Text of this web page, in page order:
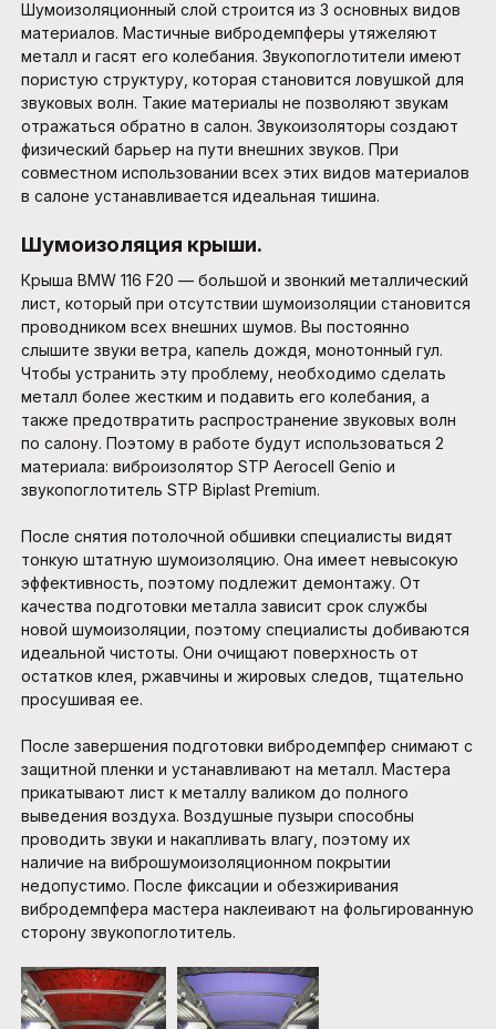
Шумоизоляционный слой строится из 3 основных видов
материалов. Мастичные вибродемпферы утяжеляют
металл и гасят его колебания. Звукопоглотители имеют
пористую структуру, которая становится ловушкой для
звуковых волн. Такие материалы не позволяют звукам
отражаться обратно в салон. Звукоизоляторы создают
физический барьер на пути внешних звуков. При
совместном использовании всех этих видов материалов
в салоне устанавливается идеальная тишина.
Шумоизоляция крыши.
Крыша BMW 116 F20 — большой и звонкий металлический
лист, который при отсутствии шумоизоляции становится
проводником всех внешних шумов. Вы постоянно
слышите звуки ветра, капель дождя, монотонный гул.
Чтобы устранить эту проблему, необходимо сделать
металл более жестким и подавить его колебания, а
также предотвратить распространение звуковых волн
по салону. Поэтому в работе будут использоваться 2
материала: виброизолятор STP Aerocell Genio и
звукопоглотитель STP Biplast Premium.
После снятия потолочной обшивки специалисты видят
тонкую штатную шумоизоляцию. Она имеет невысокую
эффективность, поэтому подлежит демонтажу. От
качества подготовки металла зависит срок службы
новой шумоизоляции, поэтому специалисты добиваются
идеальной чистоты. Они очищают поверхность от
остатков клея, ржавчины и жировых следов, тщательно
просушивая ее.
После завершения подготовки вибродемпфер снимают с
защитной пленки и устанавливают на металл. Мастера
прикатывают лист к металлу валиком до полного
выведения воздуха. Воздушные пузыри способны
проводить звуки и накапливать влагу, поэтому их
наличие на виброшумоизоляционном покрытии
недопустимо. После фиксации и обезжиривания
вибродемпфера мастера наклеивают на фольгированную
сторону звукопоглотитель.